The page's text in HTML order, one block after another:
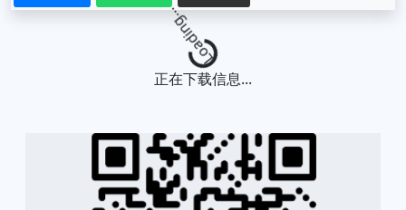
Loading...
正在下载信息...